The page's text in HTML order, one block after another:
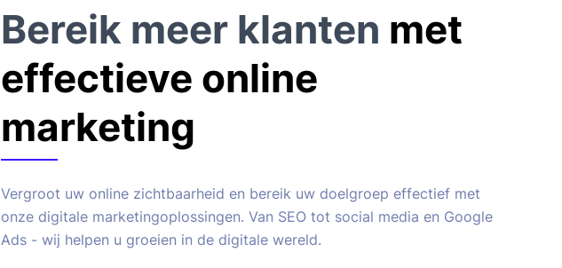
Bereik meer klanten met
effectieve online
marketing
Vergroot uw online zichtbaarheid en bereik uw doelgroep effectief met
onze digitale marketingoplossingen. Van SEO tot social media en Google
Ads - wij helpen u groeien in de digitale wereld.